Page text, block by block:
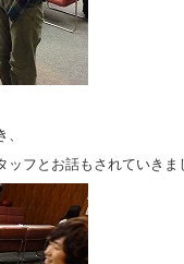
ッフとお話もされていきま